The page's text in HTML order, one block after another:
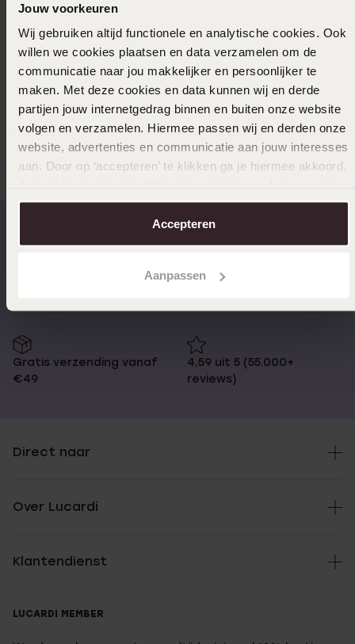
Jouw voorkeuren
Wij gebruiken altijd functionele en analytische cookies. Ook
willen we cookies plaatsen en data verzamelen om de
communicatie naar jou makkelijker en persoonlijker te
maken. Met deze cookies en data kunnen wij en derde
partijen jouw internetgedrag binnen en buiten onze website
volgen en verzamelen. Hiermee passen wij en derden onze
website, advertenties en communicatie aan jouw interesses
aan. Door op ‘accepteren’ te klikken ga je hiermee akkoord.
over in onscookiebeleid.
Accepteren
Aanpassen
Selecteer maat & bestel
Ook leuk voor jou
Anderen kochten ook
besteld, morgen in huis
retourneren
Gratis verzending vanaf
€49
4,59 uit 5 (55.000+
reviews)
Direct naar
Over Lucardi
Klantendienst
LUCARDI MEMBER